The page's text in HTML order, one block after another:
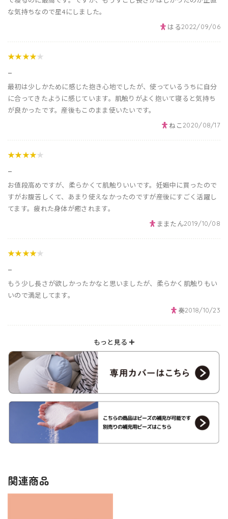
な気持ちなので星4にしました。
はる2022/09/06
★★★★★
最初は少しかために感じた抱き心地でしたが、使っているうちに自分
に合ってきたように感じています。肌触りがよく抱いて寝ると気持ち
が良かったです。産後もこのまま使いたいです。
ねこ2020/08/17
★★★★★
お値段高めですが、柔らかくて肌触りいいです。妊娠中に買ったので
すがお腹苦しくて、あまり使えなかったのですが産後にすごく活躍し
てます。疲れた身体が癒されます。
ままたん2019/10/08
★★★★★
もう少し長さが欲しかったかなと思いましたが、柔らかく肌触りもい
いので満足してます。
奏2018/10/23
もっと見る
関連商品